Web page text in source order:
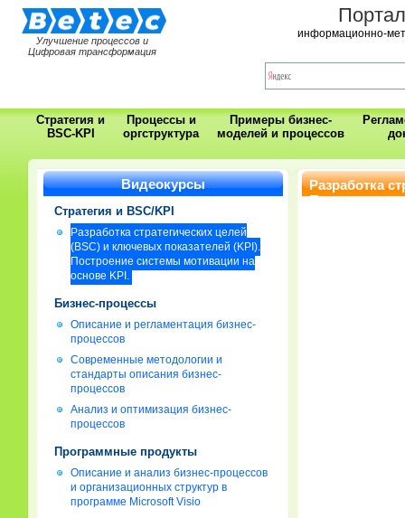
Улучшение процессов и
Цифровая трансформация
информационно-
Стратегия и
BSC-KPI
Процессы и
оргструктура
Примеры бизнес-
моделей и процессов
Видеокурсы
Стратегия и BSC/KPI
Разработка стратегических целей
(BSC) и ключевых показателей (KPI).
Построение системы мотивации на
основе KPI.
Бизнес-процессы
Описание и регламентация бизнес-
процессов
Современные методологии и
стандарты описания бизнес-
процессов
Анализ и оптимизация бизнес-
процессов
Программные продукты
Описание и анализ бизнес-процессов
и организационных структур в
программе Microsoft Visio
Разработка
Построение